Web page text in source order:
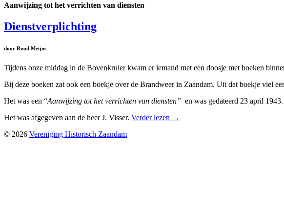
Aanwijzing tot het verrichten van diensten
Dienstverplichting
door Ruud Meijns
Tijdens onze middag in de Bovenkruier kwam er iemand met een doosje met boeken
Bij deze boeken zat ook een boekje over de Brandweer in Zaandam. Uit dat boekje viel
Het was een “Aanwijzing tot het verrichten van diensten” en was gedateerd 23 april 1943.
Het was afgegeven aan de heer J. Visser. Verder lezen →
© 2026 Vereniging Historisch Zaandam